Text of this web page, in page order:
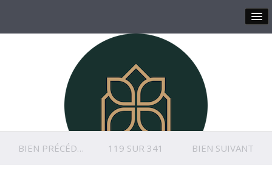
BIEN PRÉCÉDENT 119 SUR 341 BIEN SUIVANT